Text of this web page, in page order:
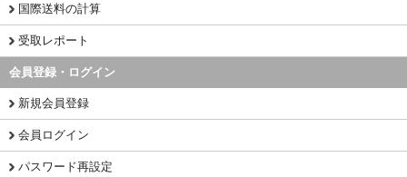
国際送料の計算
受取レポート
会員登録・ログイン
新規会員登録
会員ログイン
パスワード再設定